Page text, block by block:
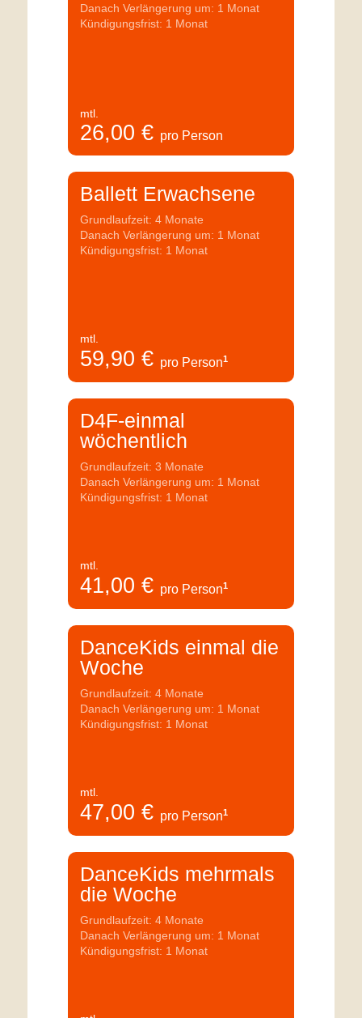
Danach Verlängerung um: 1 Monat
Kündigungsfrist: 1 Monat
mtl.
26,00 € pro Person
Ballett Erwachsene
Grundlaufzeit: 4 Monate
Danach Verlängerung um: 1 Monat
Kündigungsfrist: 1 Monat
mtl.
59,90 € pro Person1
D4F-einmal
wöchentlich
Grundlaufzeit: 3 Monate
Danach Verlängerung um: 1 Monat
Kündigungsfrist: 1 Monat
mtl.
41,00 € pro Person1
DanceKids einmal die
Woche
Grundlaufzeit: 4 Monate
Danach Verlängerung um: 1 Monat
Kündigungsfrist: 1 Monat
mtl.
47,00 € pro Person1
DanceKids mehrmals
die Woche
Grundlaufzeit: 4 Monate
Danach Verlängerung um: 1 Monat
Kündigungsfrist: 1 Monat